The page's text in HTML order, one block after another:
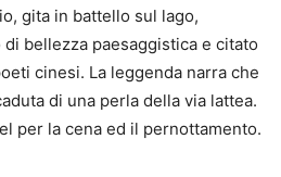
gita in battello sul lago,
bellezza paesaggistica e citato
cinesi. La leggenda narra che
di una perla della via lattea.
per la cena ed il pernottamento.